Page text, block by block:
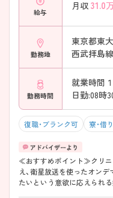
給与
月収 31.0
勤務地
東京都東
西武拝島
勤務時間
日勤:08時
復職・ブランク可 寮・借
≪おすすめポイント≫クリニ
え、衛星放送を使ったオン
たいという意欲に応えられ